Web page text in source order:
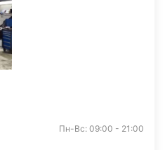
Пн-Вс: 09:00 - 21:00